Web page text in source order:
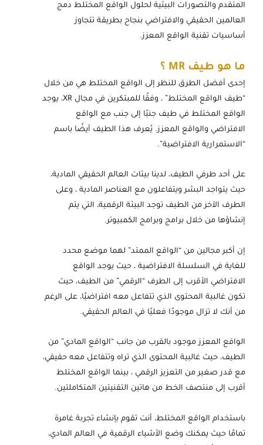
المتقدم والتصورات البيئية لحلول الواقع المختلط دمج
العالمين الحقيقي والافتراضي بنجاح بطريقة تتجاوز
أساسيات تقنية الواقع المعزز.
ما هو طيف MR ؟
إحدى أفضل الطرق للنظر إلى الواقع المختلط هي من خلال
“طيف الواقع المختلط” ، وفقًا للمبتكرين في مجال XR، يوجد
الواقع المختلط في طيف جنبًا إلى جنب مع الواقع
الافتراضي والواقع المعزز. يُعرف هذا الطيف أيضًا باسم
“الاستمرارية الافتراضية”.
على أحد طرفي الطيف، لدينا بيئات العالم الحقيقي المادية،
حيث يتواجد البشر ويتفاعلون مع العناصر المادية ، وعلى
الطرف الآخر من الطيف توجد البيئة الرقمية، التي يتم
إنشاؤها من خلال برامج وبرامج الكمبيوتر.
إن أكبر مجالين من “الواقع الممتد” لهما موضع محدد
للغاية في السلسلة الافتراضية ، حيث يوجد الواقع
الافتراضي الأقرب إلى الطرف “الرقمي” من الطيف، حيث
تكون غالبية المحتوى الذي تتفاعل معه افتراضيًا، على الرغم
من أنك لا تزال موجودًا فعليًا في العالم الحقيقي.
الواقع المعزز موجود بالقرب من جانب “الواقع المادي” من
الطيف، حيث غالبية المحتوى الذي تراه وتتفاعل معه حقيقي،
مع قدر صغير من التعزيز الرقمي ، بينما الواقع المختلط
أقرب إلى منتصف الخط من هاتين التقنيتين المتكاملتين.
باستخدام الواقع المختلط، أنت تقوم بإنشاء تجربة غامرة
تمامًا حيث يمكنك وضع الأشياء الرقمية في العالم المادي،